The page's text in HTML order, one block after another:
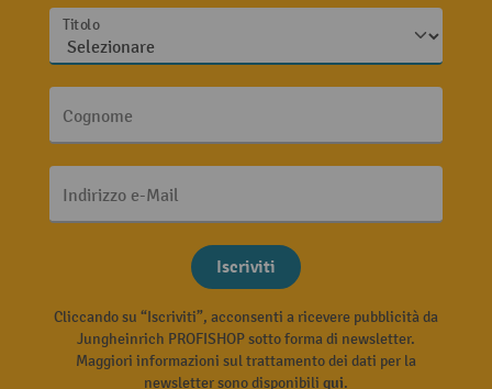
Titolo
Cognome
Indirizzo e-Mail
Iscriviti
Cliccando su “Iscriviti”, acconsenti a ricevere pubblicità da
Jungheinrich PROFISHOP sotto forma di newsletter.
Maggiori informazioni sul trattamento dei dati per la
newsletter sono disponibili qui.